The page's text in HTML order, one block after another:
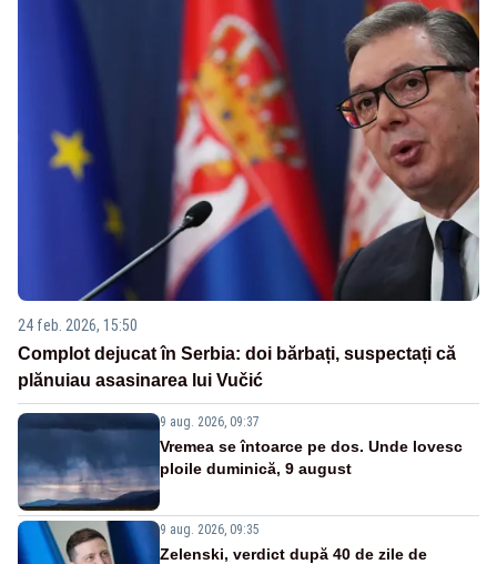
24 feb. 2026, 15:50
Complot dejucat în Serbia: doi bărbați, suspectați că
plănuiau asasinarea lui Vučić
9 aug. 2026, 09:37
Vremea se întoarce pe dos. Unde lovesc
ploile duminică, 9 august
9 aug. 2026, 09:35
Zelenski, verdict după 40 de zile de